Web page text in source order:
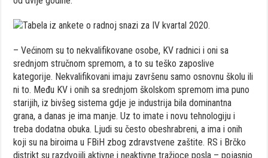
– Većinom su to nekvalifikovane osobe, KV radnici i oni sa
srednjom stručnom spremom, a to su teško zaposlive
kategorije. Nekvalifikovani imaju završenu samo osnovnu školu ili
ni to. Među KV i onih sa srednjom školskom spremom ima puno
starijih, iz bivšeg sistema gdje je industrija bila dominantna
grana, a danas je ima manje. Uz to imate i novu tehnologiju i
treba dodatna obuka. Ljudi su često obeshrabreni, a ima i onih
koji su na biroima u FBiH zbog zdravstvene zaštite. RS i Brčko
distrikt su razdvojili aktivne i neaktivne tražioce posla – pojasnio